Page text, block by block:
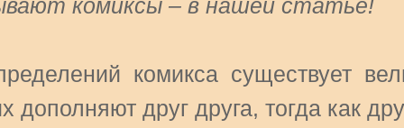
комиксы – в нашей статье!
комикса существует
дополняют друг друга, тогда как